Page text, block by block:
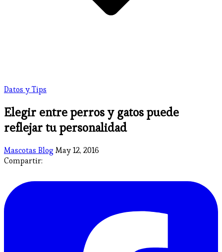
Datos y Tips
Elegir entre perros y gatos puede
reflejar tu personalidad
Mascotas Blog May 12, 2016
Compartir: